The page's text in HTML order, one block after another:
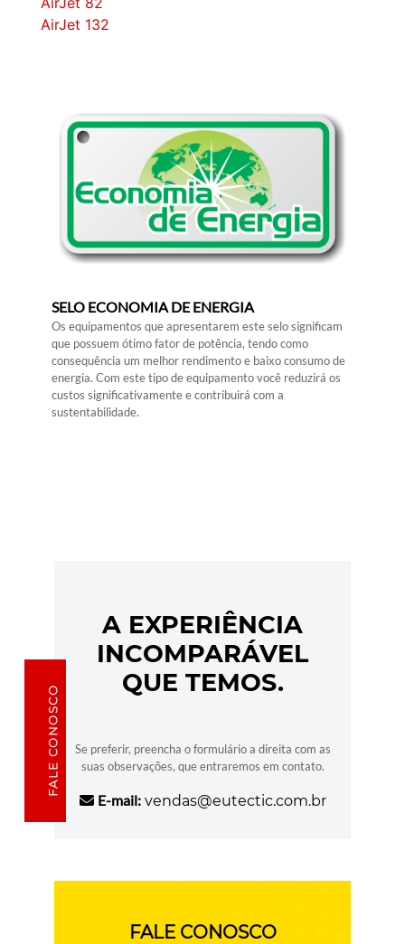
AirJet 132
SELO ECONOMIA DE ENERGIA
Os equipamentos que apresentarem este selo significam
que possuem ótimo fator de potência, tendo como
consequência um melhor rendimento e baixo consumo de
energia. Com este tipo de equipamento você reduzirá os
custos significativamente e contribuirá com a
sustentabilidade.
A EXPERIÊNCIA
INCOMPARÁVEL
QUE TEMOS.
Se preferir, preencha o formulário a direita com as
suas observações, que entraremos em contato.
E-mail:vendas@eutectic.com.br
FALE CONOSCO
FALE CONOSCO